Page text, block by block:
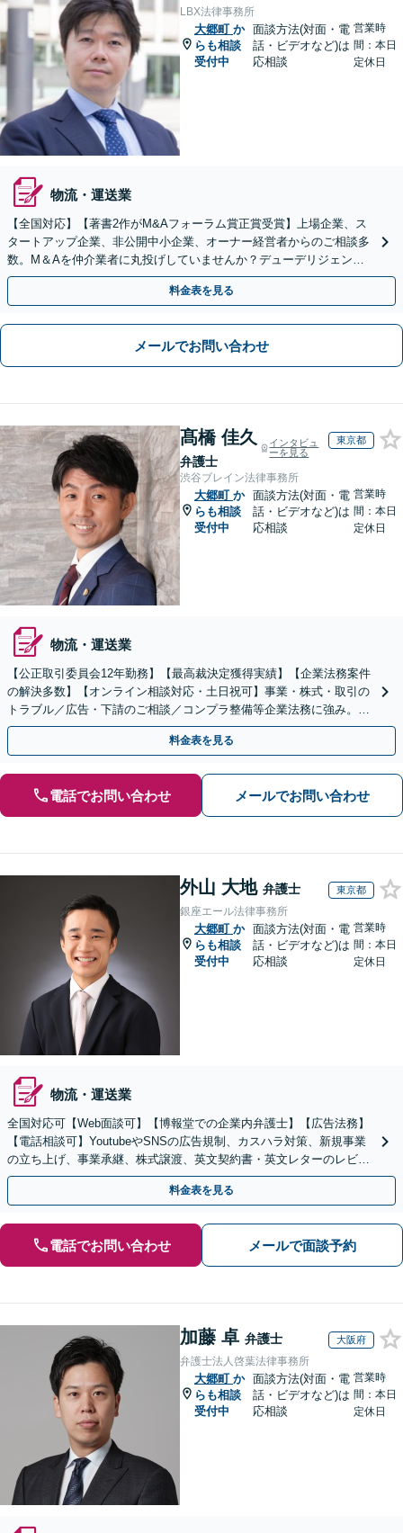
LBX法律事務所
大郷町 か
らも相談
受付中
面談方法(対面・電
話・ビデオなど)は
応相談
営業時
間：本日
定休日
物流・運送業
【全国対応】【著書2作がM&Aフォーラム賞正賞受賞】上場企業、ス
タートアップ企業、非公開中小企業、オーナー経営者からのご相談多
数。M＆Aを仲介業者に丸投げしていませんか？デューデリジェンス
や契約書作成・交渉はお任せください【初回無料】
料金表を見る
メールでお問い合わせ
髙橋 佳久
弁護士
インタビュ
ーを見る
東京都
渋谷ブレイン法律事務所
大郷町 か
らも相談
受付中
面談方法(対面・電
話・ビデオなど)は
応相談
営業時
間：本日
定休日
物流・運送業
【公正取引委員会12年勤務】【最高裁決定獲得実績】【企業法務案件
の解決多数】【オンライン相談対応・土日祝可】事業・株式・取引の
トラブル／広告・下請のご相談／コンプラ整備等企業法務に強み。株
式の相続／誹謗中傷対策／不動産問題まで幅広く対応！
料金表を見る
電話でお問い合わせ メールでお問い合わせ
外山 大地 弁護士 東京都
銀座エール法律事務所
大郷町 か
らも相談
受付中
面談方法(対面・電
話・ビデオなど)は
応相談
営業時
間：本日
定休日
物流・運送業
全国対応可【Web面談可】【博報堂での企業内弁護士】【広告法務】
【電話相談可】YoutubeやSNSの広告規制、カスハラ対策、新規事業
の立ち上げ、事業承継、株式譲渡、英文契約書・英文レターのレビュ
ー・ドラフトなどに対応。
料金表を見る
電話でお問い合わせ メールで面談予約
加藤 卓 弁護士 大阪府
弁護士法人啓葉法律事務所
大郷町 か
らも相談
受付中
面談方法(対面・電
話・ビデオなど)は
応相談
営業時
間：本日
定休日